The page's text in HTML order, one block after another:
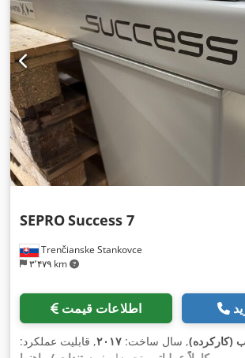
Trenčianske Stankovce
۳٬۴۷۹ km
SEPROSuccess 7
اطلاعات قیمت
(کارکرده), سال ساخت: ۲۰۱۷, قابلیت عملکرد: